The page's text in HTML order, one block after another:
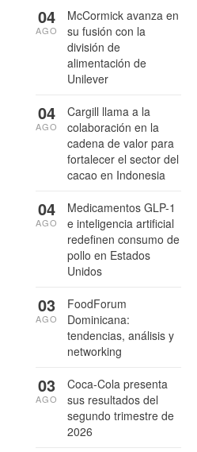
McCormick avanza en
su fusión con la
división de
alimentación de
Unilever
04
AGO
Cargill llama a la
colaboración en la
cadena de valor para
fortalecer el sector del
cacao en Indonesia
04
AGO
Medicamentos GLP-1
e inteligencia artificial
redefinen consumo de
pollo en Estados
Unidos
04
AGO
FoodForum
Dominicana:
tendencias, análisis y
networking
03
AGO
Coca-Cola presenta
sus resultados del
segundo trimestre de
2026
03
AGO